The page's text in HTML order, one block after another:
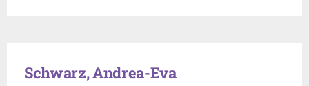
Schwarz, Andrea-Eva